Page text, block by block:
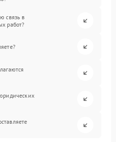
связь в
работ?